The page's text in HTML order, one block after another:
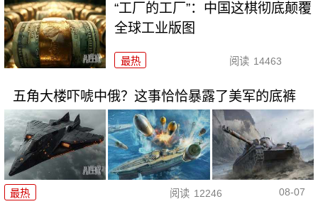
“工厂的工厂”：中国这棋彻底颠覆
全球工业版图
最热 阅读 14463
五角大楼吓唬中俄？这事恰恰暴露了美军的底裤
最热 阅读 12246 08-07